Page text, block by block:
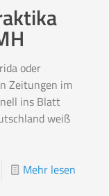
oder
Zeitungen im
ins Blatt
weiß
Mehr lesen